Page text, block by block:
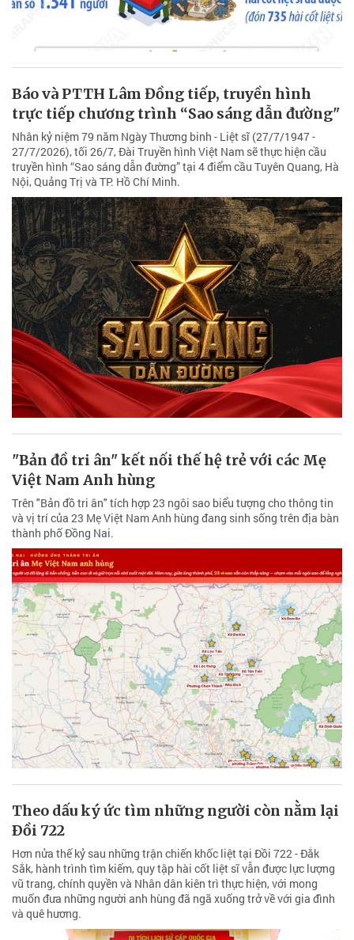
Báo và PTTH Lâm Đồng tiếp, truyền hình
trực tiếp chương trình “Sao sáng dẫn đường"
Nhân kỷ niệm 79 năm Ngày Thương binh - Liệt sĩ (27/7/1947 -
27/7/2026), tối 26/7, Đài Truyền hình Việt Nam sẽ thực hiện cầu
truyền hình “Sao sáng dẫn đường” tại 4 điểm cầu Tuyên Quang, Hà
Nội, Quảng Trị và TP. Hồ Chí Minh.
"Bản đồ tri ân" kết nối thế hệ trẻ với các Mẹ
Việt Nam Anh hùng
Trên "Bản đồ tri ân" tích hợp 23 ngôi sao biểu tượng cho thông tin
và vị trí của 23 Mẹ Việt Nam Anh hùng đang sinh sống trên địa bàn
thành phố Đồng Nai.
Theo dấu ký ức tìm những người còn nằm lại
Ðồi 722
Hơn nửa thế kỷ sau những trận chiến khốc liệt tại Đồi 722 - Đắk
Sắk, hành trình tìm kiếm, quy tập hài cốt liệt sĩ vẫn được lực lượng
vũ trang, chính quyền và Nhân dân kiên trì thực hiện, với mong
muốn đưa những người anh hùng đã ngã xuống trở về với gia đình
và quê hương.